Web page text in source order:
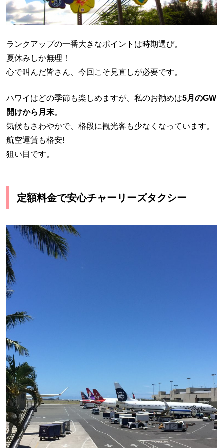
ランクアップの一番大きなポイントは時期選び。
夏休みしか無理！
心で叫んだ皆さん、今回こそ見直しが必要です。
ハワイはどの季節も楽しめますが、私のお勧めは5月のGW
開けから月末。
気候もさわやかで、格段に観光客も少なくなっています。
航空運賃も格安!
狙い目です。
定額料金で安心チャーリーズタクシー